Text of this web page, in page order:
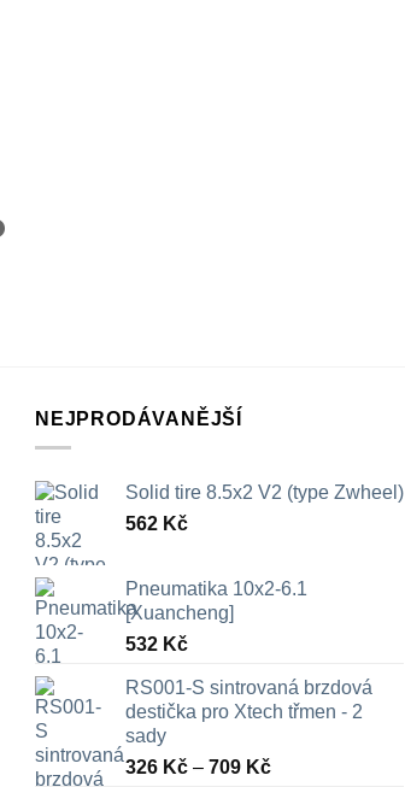
NEJPRODÁVANĚJŠÍ
Solid tire 8.5x2 V2 (type Zwheel)
562 Kč
Pneumatika 10x2-6.1
[Xuancheng]
532 Kč
RS001-S sintrovaná brzdová
destička pro Xtech třmen - 2
sady
326 Kč – 709 KčRozpětí